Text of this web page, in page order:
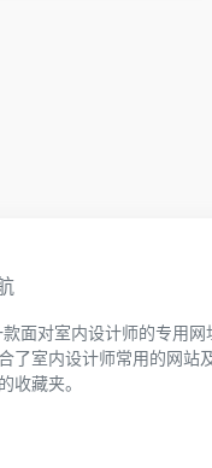
面对室内设计师的专用网
了室内设计师常用的网站
收藏夹。